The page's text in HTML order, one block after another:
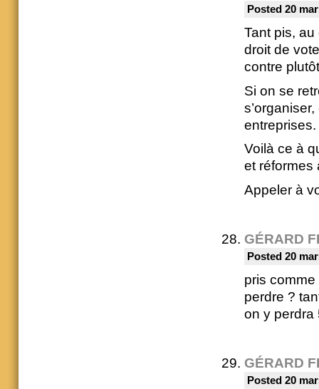
Posted 20
Tant pis, au
droit de
contre
Si on se
entreprises.
Voilà ce à
et réformes
Appeler à
GÉRARD
Posted 20
pris
perdre ?
on y perdra
GÉRARD
Posted 20